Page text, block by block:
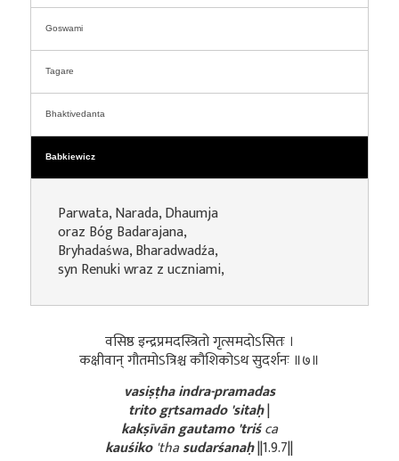
Goswami
Tagare
Bhaktivedanta
Babkiewicz
Parwata, Narada, Dhaumja
oraz Bóg Badarajana,
Bryhadaśwa, Bharadwadźa,
syn Renuki wraz z uczniami,
वसिष्ठ इन्द्रप्रमदस्त्रितो गृत्समदोऽसितः ।
कक्षीवान् गौतमोऽत्रिश्च कौशिकोऽथ सुदर्शनः ॥७॥
vasiṣṭha indra-pramadas
trito gṛtsamado 'sitaḥ|
kakṣīvān gautamo 'triśca
kauśiko'thasudarśanaḥ||1.9.7||